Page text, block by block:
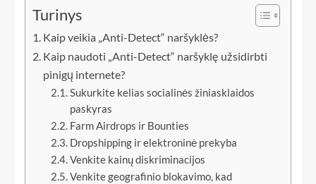
Turinys
Kaip veikia „Anti-Detect“ naršyklės?
Kaip naudoti „Anti-Detect“ naršyklę užsidirbti
pinigų internete?
Sukurkite kelias socialinės žiniasklaidos
paskyras
Farm Airdrops ir Bounties
Dropshipping ir elektroninė prekyba
Venkite kainų diskriminacijos
Venkite geografinio blokavimo, kad